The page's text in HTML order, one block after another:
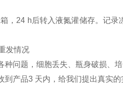
，24 h后转入液氮灌储存。记录
发情况
种问题，细胞丢失、瓶身破损、
到产品3 天内，给我们提出真实的